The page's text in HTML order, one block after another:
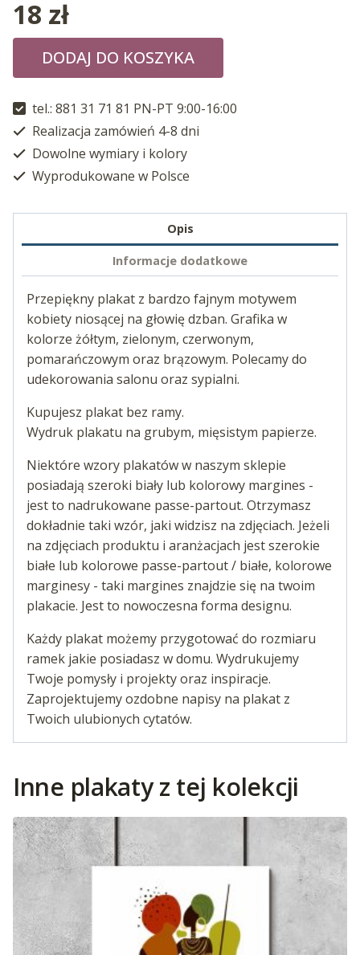
18 zł
DODAJ DO KOSZYKA
tel.: 881 31 71 81 PN-PT 9:00-16:00
Realizacja zamówień 4-8 dni
Dowolne wymiary i kolory
Wyprodukowane w Polsce
Opis
Informacje dodatkowe
Przepiękny plakat z bardzo fajnym motywem
kobiety niosącej na głowię dzban. Grafika w
kolorze żółtym, zielonym, czerwonym,
pomarańczowym oraz brązowym. Polecamy do
udekorowania salonu oraz sypialni.
Kupujesz plakat bez ramy.
Wydruk plakatu na grubym, mięsistym papierze.
Niektóre wzory plakatów w naszym sklepie
posiadają szeroki biały lub kolorowy margines -
jest to nadrukowane passe-partout. Otrzymasz
dokładnie taki wzór, jaki widzisz na zdjęciach. Jeżeli
na zdjęciach produktu i aranżacjach jest szerokie
białe lub kolorowe passe-partout / białe, kolorowe
marginesy - taki margines znajdzie się na twoim
plakacie. Jest to nowoczesna forma designu.
Każdy plakat możemy przygotować do rozmiaru
ramek jakie posiadasz w domu. Wydrukujemy
Twoje pomysły i projekty oraz inspiracje.
Zaprojektujemy ozdobne napisy na plakat z
Twoich ulubionych cytatów.
Inne plakaty z tej kolekcji